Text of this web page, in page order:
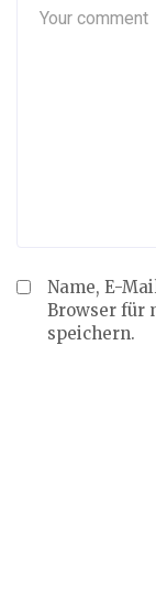
Name, E-
Browser für
speichern.